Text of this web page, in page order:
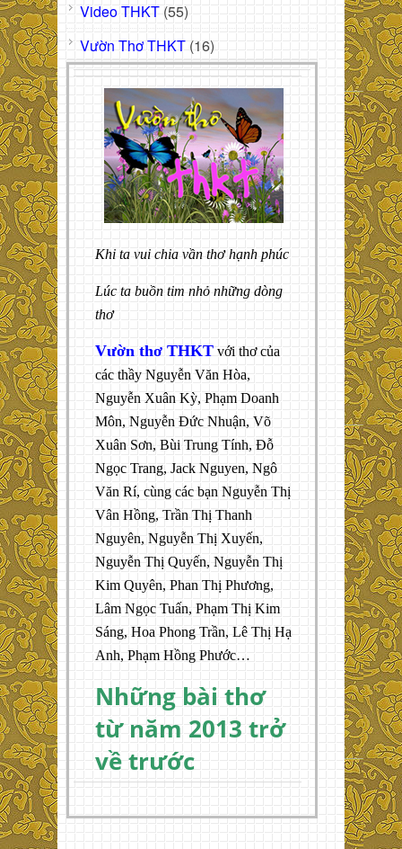
Video THKT (55)
Vườn Thơ THKT (16)
Khi ta vui chia vần thơ hạnh phúc
Lúc ta buồn tim nhỏ những dòng
thơ
Vườn thơ THKT với thơ của
các thầy Nguyễn Văn Hòa,
Nguyễn Xuân Kỳ, Phạm Doanh
Môn, Nguyễn Đức Nhuận, Võ
Xuân Sơn, Bùi Trung Tính, Đỗ
Ngọc Trang, Jack Nguyen, Ngô
Văn Rí, cùng các bạn Nguyễn Thị
Vân Hồng, Trần Thị Thanh
Nguyên, Nguyễn Thị Xuyến,
Nguyễn Thị Quyến, Nguyễn Thị
Kim Quyên, Phan Thị Phương,
Lâm Ngọc Tuấn, Phạm Thị Kim
Sáng, Hoa Phong Trần, Lê Thị Hạ
Anh, Phạm Hồng Phước…
Những bài thơ
từ năm 2013 trở
về trước